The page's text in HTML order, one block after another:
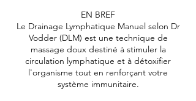
EN BREF
Le Drainage Lymphatique Manuel selon Dr
Vodder (DLM) est une technique de
massage doux destiné à stimuler la
circulation lymphatique et à détoxifier
l'organisme tout en renforçant votre
système immunitaire.